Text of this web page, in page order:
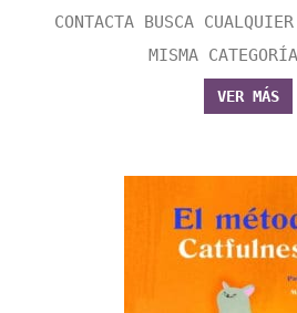
CONTACTA BUSCA
MISMA
VER MÁS